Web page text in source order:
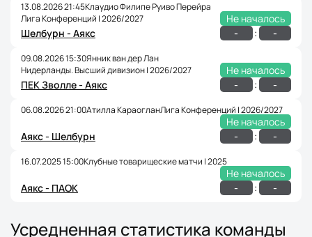
13.08.2026 21:45Клаудио Филипе Руиво Перейра
Лига Конференций | 2026/2027
Не началось
Шелбурн - Аякс
- : -
09.08.2026 15:30Янник ван дер Лан
Нидерланды. Высший дивизион | 2026/2027
Не началось
ПЕК Зволле - Аякс
- : -
06.08.2026 21:00Атилла КараогланЛига Конференций | 2026/2027
Не началось
Аякс - Шелбурн
- : -
16.07.2025 15:00Клубные товарищеские матчи | 2025
Не началось
Аякс - ПАОК
- : -
Усредненная статистика команды